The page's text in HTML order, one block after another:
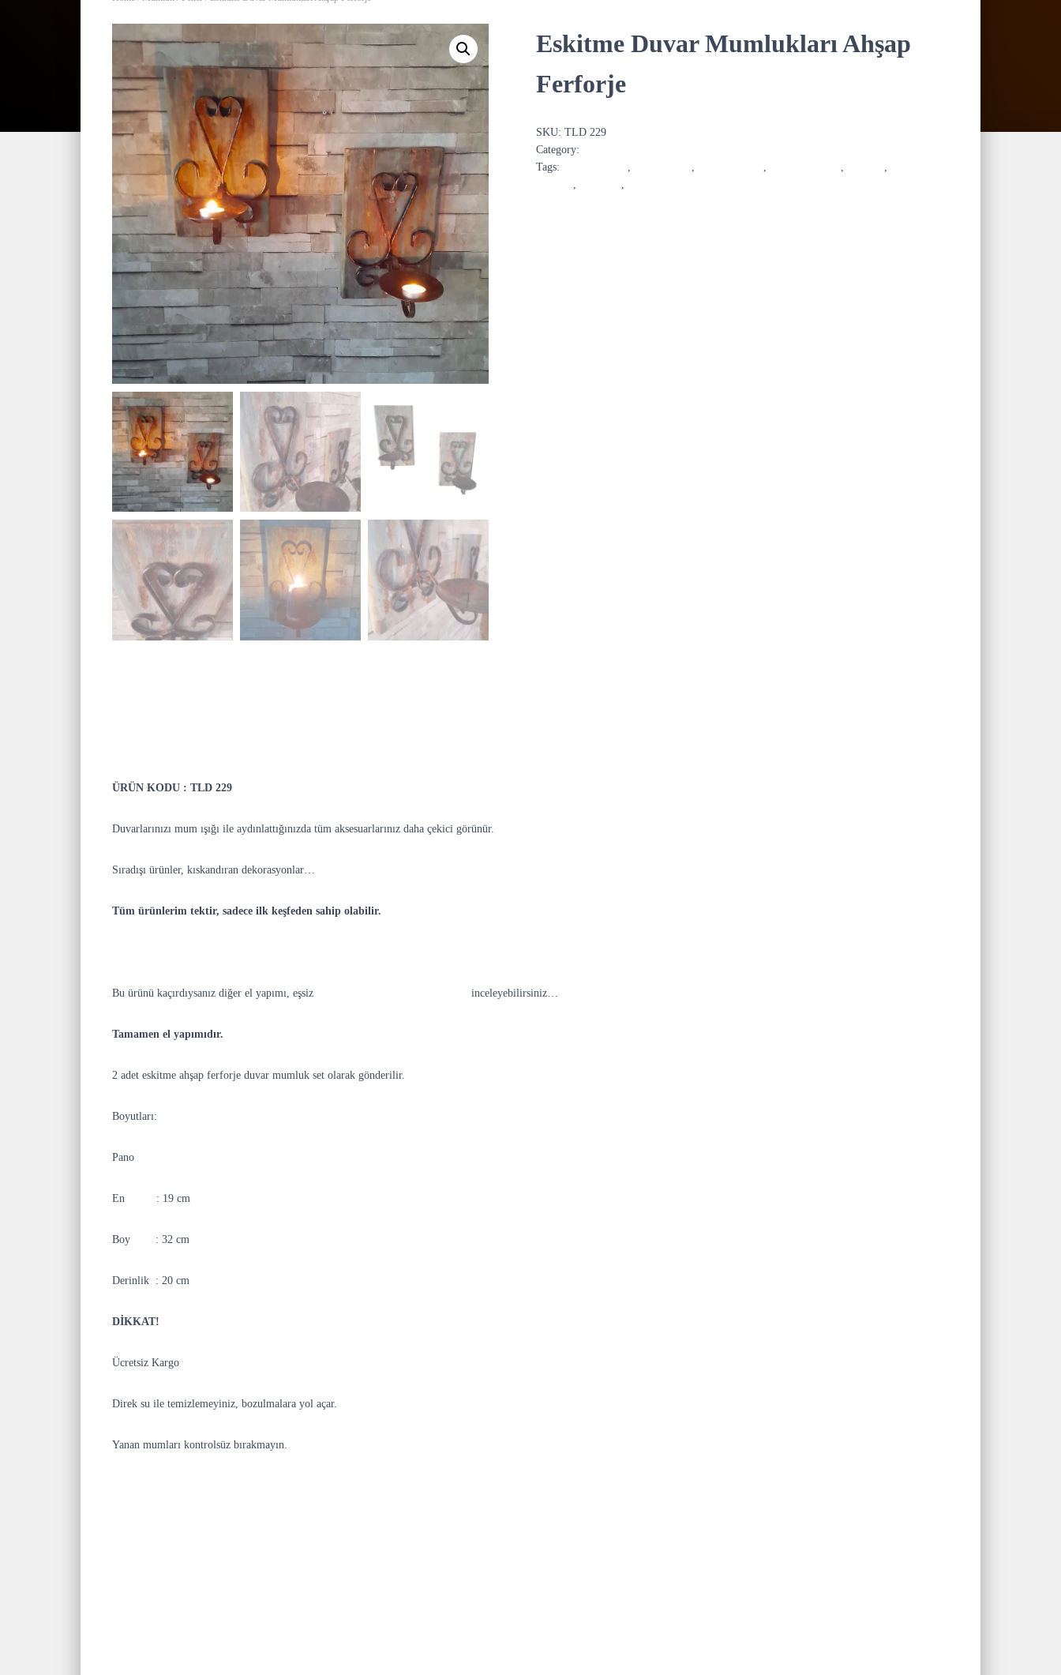
Eskitme Duvar Mumlukları Ahşap
Ferforje
SKU: TLD 229
Category:
Tags:
, , , , ,
, ,
ÜRÜN KODU : TLD 229
Duvarlarınızı mum ışığı ile aydınlattığınızda tüm aksesuarlarınız daha çekici görünür.
Sıradışı ürünler, kıskandıran dekorasyonlar…
Tüm ürünlerim tektir, sadece ilk keşfeden sahip olabilir.
Bu ürünü kaçırdıysanız diğer el yapımı, eşsiz inceleyebilirsiniz…
Tamamen el yapımıdır.
2 adet eskitme ahşap ferforje duvar mumluk set olarak gönderilir.
Boyutları:
Pano
En : 19 cm
Boy : 32 cm
Derinlik : 20 cm
DİKKAT!
Ücretsiz Kargo
Direk su ile temizlemeyiniz, bozulmalara yol açar.
Yanan mumları kontrolsüz bırakmayın.